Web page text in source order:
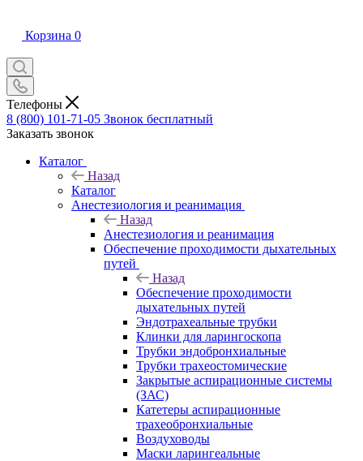
Корзина 0
Телефоны
8 (800) 101-71-05 Звонок бесплатный
Заказать звонок
Каталог
Назад
Каталог
Анестезиология и реанимация
Назад
Анестезиология и реанимация
Обеспечение проходимости дыхательных
путей
Назад
Обеспечение проходимости
дыхательных путей
Эндотрахеальные трубки
Клинки для ларингоскопа
Трубки эндобронхиальные
Трубки трахеостомические
Закрытые аспирационные системы
(ЗАС)
Катетеры аспирационные
трахеобронхиальные
Воздуховоды
Маски ларингеальные